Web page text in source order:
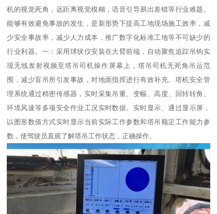
机的视觉死角，远距离视觉模糊，语音引导易出差错等行业难题。
能够有效避免事故的发生，是新形势下提高工地现场施工效率，减
少安全事故率，减少人力成本，推广数字化标准工地等不可缺少的
行业利器。一：采用球状仪安装在大臂前端，自动聚焦追踪吊钩实
现无线发射视频至塔吊司机操作屏幕上，塔吊司机无死角吊运范
围，减少盲吊所引发事故，对地面指挥进行有效补充。塔机安全管
理系统通过精密传感器，实时采集吊重、变幅、高度、回转转角、
环境风速等多项安全作业工况实时数据。实时显示、通过显示屏，
以图形数值方式实时显示当前实际工作参数和塔吊额定工作能力参
数，使驾驶员直观了解塔吊工作状态，正确操作。